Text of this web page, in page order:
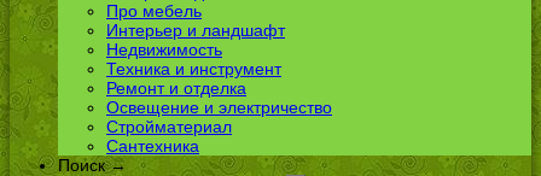
Про мебель
Интерьер и ландшафт
Недвижимость
Техника и инструмент
Ремонт и отделка
Освещение и электричество
Стройматериал
Сантехника
Поиск →